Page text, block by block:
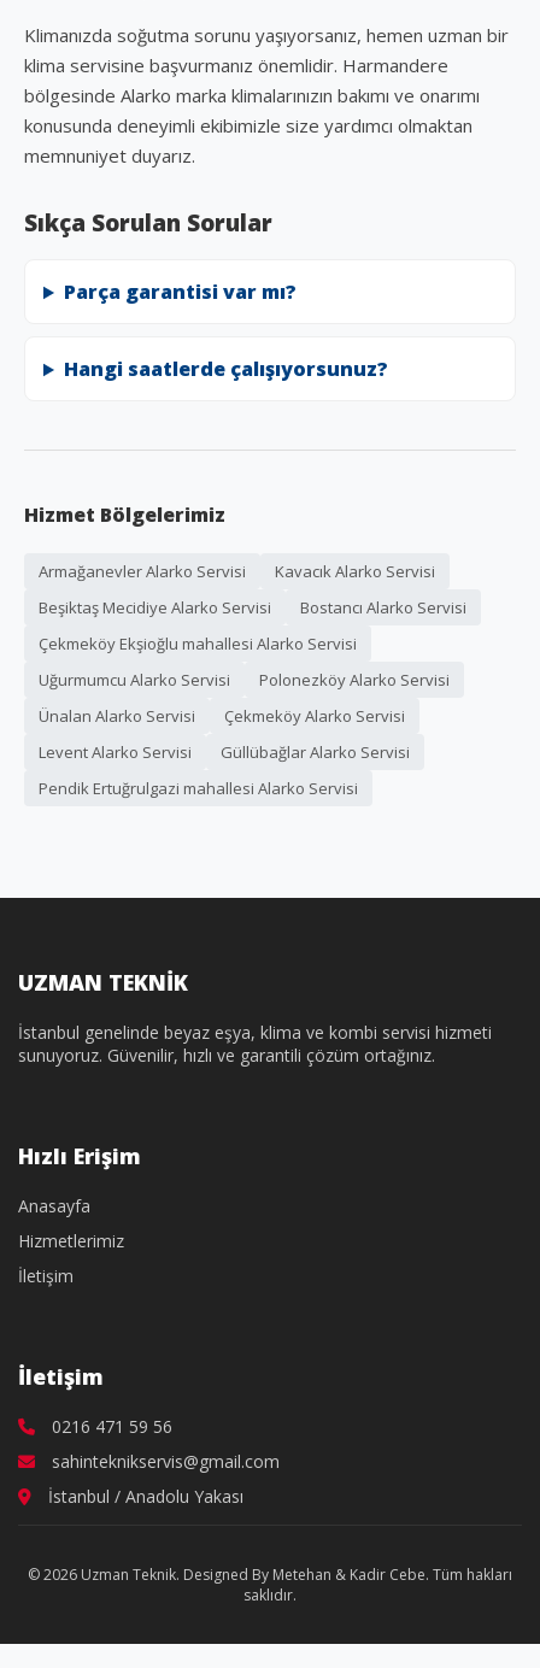
Klimanızda soğutma sorunu yaşıyorsanız, hemen uzman bir
klima servisine başvurmanız önemlidir. Harmandere
bölgesinde Alarko marka klimalarınızın bakımı ve onarımı
konusunda deneyimli ekibimizle size yardımcı olmaktan
memnuniyet duyarız.
Sıkça Sorulan Sorular
Parça garantisi var mı?
Hangi saatlerde çalışıyorsunuz?
Hizmet Bölgelerimiz
Armağanevler Alarko Servisi
Kavacık Alarko Servisi
Beşiktaş Mecidiye Alarko Servisi
Bostancı Alarko Servisi
Çekmeköy Ekşioğlu mahallesi Alarko Servisi
Uğurmumcu Alarko Servisi
Polonezköy Alarko Servisi
Ünalan Alarko Servisi
Çekmeköy Alarko Servisi
Levent Alarko Servisi
Güllübağlar Alarko Servisi
Pendik Ertuğrulgazi mahallesi Alarko Servisi
UZMAN TEKNİK
İstanbul genelinde beyaz eşya, klima ve kombi servisi hizmeti
sunuyoruz. Güvenilir, hızlı ve garantili çözüm ortağınız.
Hızlı Erişim
Anasayfa
Hizmetlerimiz
İletişim
İletişim
0216 471 59 56
sahinteknikservis@gmail.com
İstanbul / Anadolu Yakası
© 2026 Uzman Teknik. Designed By Metehan & Kadir Cebe. Tüm hakları
saklıdır.